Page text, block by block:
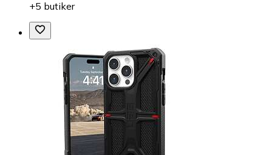
+5 butiker